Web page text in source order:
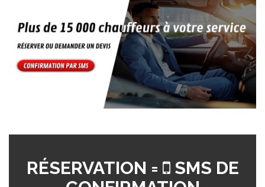
RÉSERVATION =
SMS DE